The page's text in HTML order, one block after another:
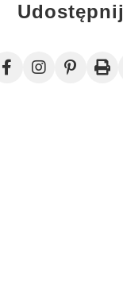
Udostępnij